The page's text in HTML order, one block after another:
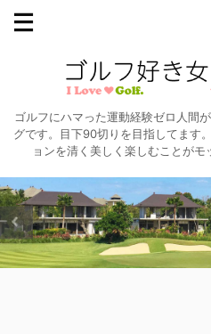
ゴルフにハマった運動経験ゼロ人間
グです。目下90切りを目指してます
ョンを清く美しく楽しむことがモ